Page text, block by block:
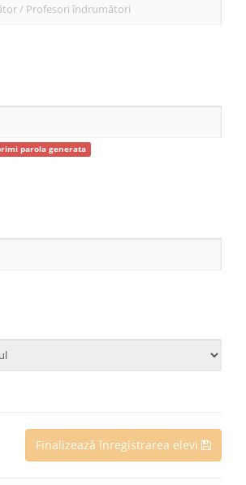
parola generata
Finalizează înregistrarea elevi